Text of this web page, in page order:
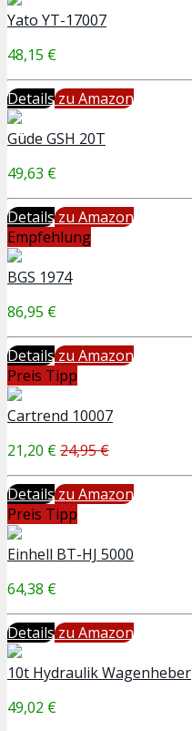
Yato YT-17007
48,15 €
Detailszu Amazon
Güde GSH 20T
49,63 €
Detailszu Amazon
Empfehlung
BGS 1974
86,95 €
Detailszu Amazon
Preis Tipp
Cartrend 10007
21,20 €24,95 €
Detailszu Amazon
Preis Tipp
Einhell BT-HJ 5000
64,38 €
Detailszu Amazon
10t Hydraulik Wagenheber
49,02 €